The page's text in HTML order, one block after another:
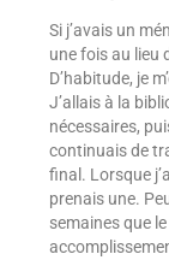
Si j’avais un
une fois au lieu
D’habitude, je
J’allais à la
nécessaires,
continuais de
final. Lorsque
prenais une.
semaines que